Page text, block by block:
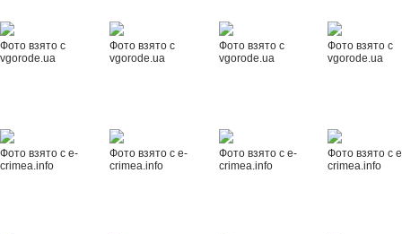
Фото взято с
vgorode.ua
Фото взято с
vgorode.ua
Фото взято с
vgorode.ua
Фото взято с
vgorode.ua
Фото взято с e-
crimea.info
Фото взято с e-
crimea.info
Фото взято с e-
crimea.info
Фото взято с
crimea.info